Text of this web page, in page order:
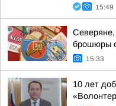
15:49
Северяне,
брошюры
15:33
10 лет